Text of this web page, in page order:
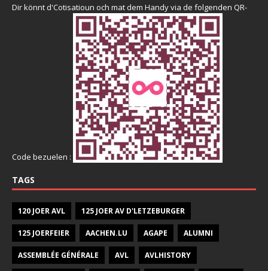
Dir könnt d'Cotisatioun och mat dem Handy via de folgenden QR-
Code bezuelen :
TAGS
120 JOER AVL 125 JOER AV D'LETZEBURGER
125 JOERFEIER AACHEN.LU AGAPE ALUMNI
ASSEMBLÉE GÉNÉRALE AVL AVLHISTORY